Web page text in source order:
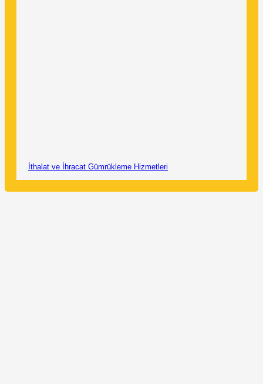
İthalat ve İhracat Gümrükleme Hizmetleri